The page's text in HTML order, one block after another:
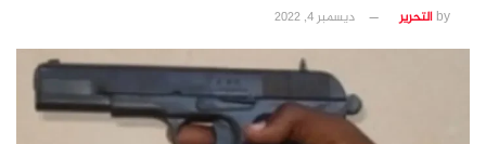
byالتحرير ديسمبر 4, 2022